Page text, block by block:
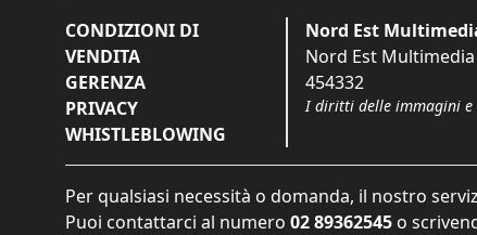
CONDIZIONI DI
VENDITA
GERENZA
PRIVACY
WHISTLEBLOWING
Nord Est
Nord Est Multimedia
454332
I diritti delle immagini e
Per qualsiasi necessità o domanda, il nostro
Puoi contattarci al numero 02 89362545 o